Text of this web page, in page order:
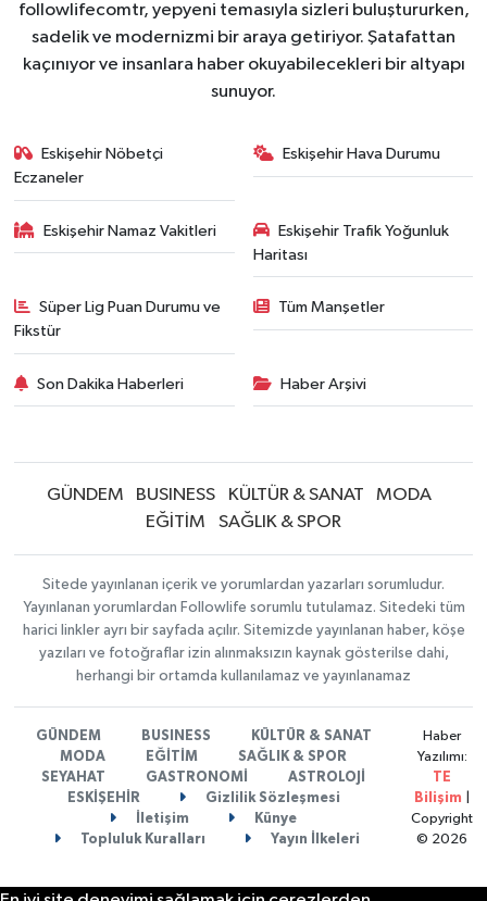
followlifecomtr, yepyeni temasıyla sizleri buluştururken,
sadelik ve modernizmi bir araya getiriyor. Şatafattan
kaçınıyor ve insanlara haber okuyabilecekleri bir altyapı
sunuyor.
Eskişehir Nöbetçi
Eczaneler
Eskişehir Hava Durumu
Eskişehir Namaz Vakitleri
Eskişehir Trafik Yoğunluk
Haritası
Süper Lig Puan Durumu ve
Fikstür
Tüm Manşetler
Son Dakika Haberleri Haber Arşivi
GÜNDEM BUSINESS KÜLTÜR & SANAT
MODA
EĞİTİM
SAĞLIK & SPOR
Sitede yayınlanan içerik ve yorumlardan yazarları sorumludur.
Yayınlanan yorumlardan Followlife sorumlu tutulamaz. Sitedeki tüm
harici linkler ayrı bir sayfada açılır. Sitemizde yayınlanan haber, köşe
yazıları ve fotoğraflar izin alınmaksızın kaynak gösterilse dahi,
herhangi bir ortamda kullanılamaz ve yayınlanamaz
GÜNDEM BUSINESS
KÜLTÜR & SANAT
MODA
EĞİTİM
SAĞLIK & SPOR
SEYAHAT
GASTRONOMİ
ASTROLOJİ
ESKİŞEHİR
Gizlilik Sözleşmesi
İletişim
Künye
Topluluk Kuralları
Yayın İlkeleri
Haber
Yazılımı:
TE
Bilişim
Copyright
© 2026